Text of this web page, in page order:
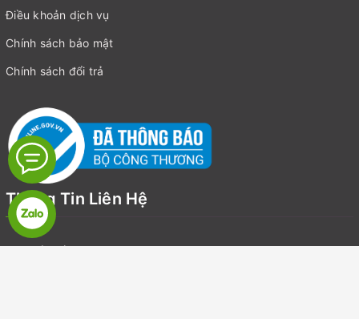
Điều khoản dịch vụ
Chính sách bảo mật
Chính sách đổi trả
Thông Tin Liên Hệ